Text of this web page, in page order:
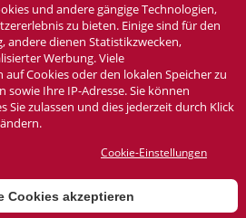
Nutzungsbedingungen Newsletter
Ansicht wechseln
Ansicht wechseln
offizielles Angebot der Fiat Group Automobiles
Board®, entwickelt von WoltLab® GmbH
Dieser Link Platz ist frei!
und andere gängige Technologien,
zu bieten. Einige sind für den
andere dienen Statistikzwecken,
Werbung. Viele
Cookies oder den lokalen Speicher zu
sowie Ihre IP-Adresse. Sie können
Sie zulassen und dies jederzeit durch Klick
ändern.
Cookie-Einstellungen
Cookies akzeptieren